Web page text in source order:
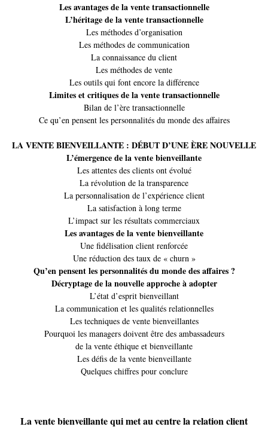
Les avantages de la vente transactionnelle
L’héritage de la vente transactionnelle
Les méthodes d’organisation
Les méthodes de communication
La connaissance du client
Les méthodes de vente
Les outils qui font encore la différence
Limites et critiques de la vente transactionnelle
Bilan de l’ère transactionnelle
Ce qu’en pensent les personnalités du monde des affaires
LA VENTE BIENVEILLANTE : DÉBUT D’UNE ÈRE NOUVELLE
L’émergence de la vente bienveillante
Les attentes des clients ont évolué
La révolution de la transparence
La personnalisation de l’expérience client
La satisfaction à long terme
L’impact sur les résultats commerciaux
Les avantages de la vente bienveillante
Une fidélisation client renforcée
Une réduction des taux de « churn »
Qu’en pensent les personnalités du monde des affaires ?
Décryptage de la nouvelleapproche à adopter
L’état d’esprit bienveillant
La communication et les qualités relationnelles
Les techniques de vente bienveillantes
Pourquoi les managers doivent être des ambassadeurs
de la vente éthique et bienveillante
Les défis de la vente bienveillante
Quelques chiffres pour conclure
La vente bienveillante qui met au centre la relation client